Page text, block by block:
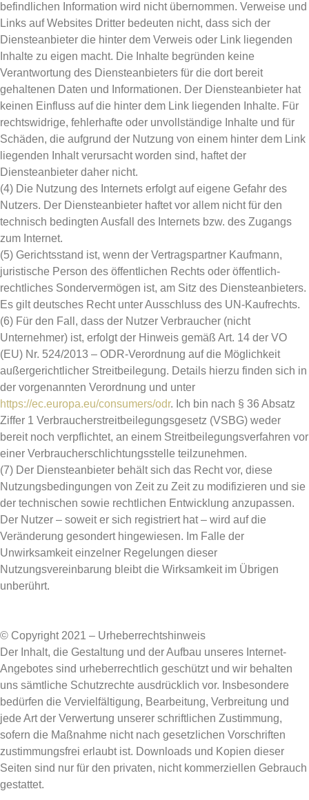
befindlichen Information wird nicht übernommen. Verweise und
Links auf Websites Dritter bedeuten nicht, dass sich der
Diensteanbieter die hinter dem Verweis oder Link liegenden
Inhalte zu eigen macht. Die Inhalte begründen keine
Verantwortung des Diensteanbieters für die dort bereit
gehaltenen Daten und Informationen. Der Diensteanbieter hat
keinen Einfluss auf die hinter dem Link liegenden Inhalte. Für
rechtswidrige, fehlerhafte oder unvollständige Inhalte und für
Schäden, die aufgrund der Nutzung von einem hinter dem Link
liegenden Inhalt verursacht worden sind, haftet der
Diensteanbieter daher nicht.
(4) Die Nutzung des Internets erfolgt auf eigene Gefahr des
Nutzers. Der Diensteanbieter haftet vor allem nicht für den
technisch bedingten Ausfall des Internets bzw. des Zugangs
zum Internet.
(5) Gerichtsstand ist, wenn der Vertragspartner Kaufmann,
juristische Person des öffentlichen Rechts oder öffentlich-
rechtliches Sondervermögen ist, am Sitz des Diensteanbieters.
Es gilt deutsches Recht unter Ausschluss des UN-Kaufrechts.
(6) Für den Fall, dass der Nutzer Verbraucher (nicht
Unternehmer) ist, erfolgt der Hinweis gemäß Art. 14 der VO
(EU) Nr. 524/2013 – ODR-Verordnung auf die Möglichkeit
außergerichtlicher Streitbeilegung. Details hierzu finden sich in
der vorgenannten Verordnung und unter
https://ec.europa.eu/consumers/odr. Ich bin nach § 36 Absatz
Ziffer 1 Verbraucherstreitbeilegungsgesetz (VSBG) weder
bereit noch verpflichtet, an einem Streitbeilegungsverfahren vor
einer Verbraucherschlichtungsstelle teilzunehmen.
(7) Der Diensteanbieter behält sich das Recht vor, diese
Nutzungsbedingungen von Zeit zu Zeit zu modifizieren und sie
der technischen sowie rechtlichen Entwicklung anzupassen.
Der Nutzer – soweit er sich registriert hat – wird auf die
Veränderung gesondert hingewiesen. Im Falle der
Unwirksamkeit einzelner Regelungen dieser
Nutzungsvereinbarung bleibt die Wirksamkeit im Übrigen
unberührt.
© Copyright 2021 – Urheberrechtshinweis
Der Inhalt, die Gestaltung und der Aufbau unseres Internet-
Angebotes sind urheberrechtlich geschützt und wir behalten
uns sämtliche Schutzrechte ausdrücklich vor. Insbesondere
bedürfen die Vervielfältigung, Bearbeitung, Verbreitung und
jede Art der Verwertung unserer schriftlichen Zustimmung,
sofern die Maßnahme nicht nach gesetzlichen Vorschriften
zustimmungsfrei erlaubt ist. Downloads und Kopien dieser
Seiten sind nur für den privaten, nicht kommerziellen Gebrauch
gestattet.